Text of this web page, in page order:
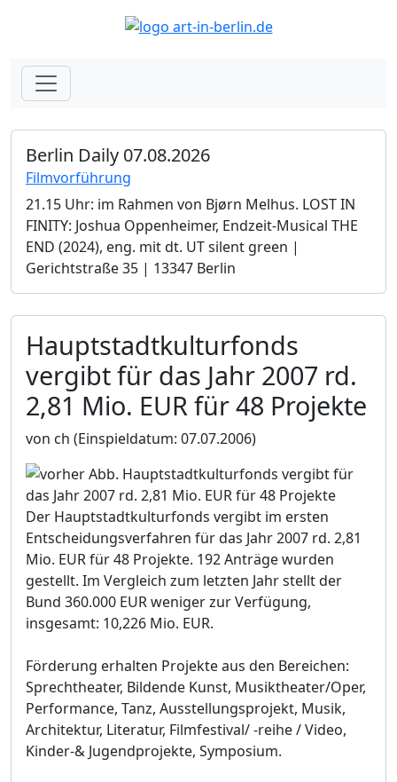
Berlin Daily 07.08.2026
Filmvorführung
21.15 Uhr: im Rahmen von Bjørn Melhus. LOST IN
FINITY: Joshua Oppenheimer, Endzeit-Musical THE
END (2024), eng. mit dt. UT silent green |
Gerichtstraße 35 | 13347 Berlin
Hauptstadtkulturfonds
vergibt für das Jahr 2007 rd.
2,81 Mio. EUR für 48 Projekte
von ch (Einspieldatum: 07.07.2006)
Der Hauptstadtkulturfonds vergibt im ersten
Entscheidungsverfahren für das Jahr 2007 rd. 2,81
Mio. EUR für 48 Projekte. 192 Anträge wurden
gestellt. Im Vergleich zum letzten Jahr stellt der
Bund 360.000 EUR weniger zur Verfügung,
insgesamt: 10,226 Mio. EUR.
Förderung erhalten Projekte aus den Bereichen:
Sprechtheater, Bildende Kunst, Musiktheater/Oper,
Performance, Tanz, Ausstellungsprojekt, Musik,
Architektur, Literatur, Filmfestival/ -reihe / Video,
Kinder-& Jugendprojekte, Symposium.